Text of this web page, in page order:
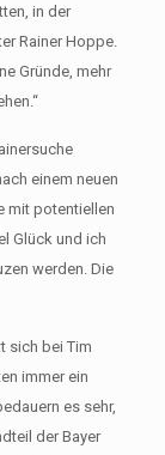
in der
Rainer Hoppe.
Gründe, mehr
einem neuen
mit potentiellen
Glück und ich
werden. Die
sich bei Tim
immer ein
es sehr,
der Bayer